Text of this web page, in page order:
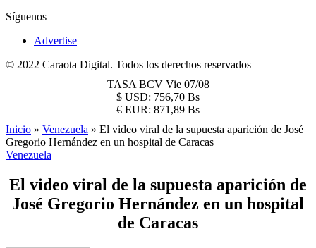
Síguenos
Advertise
© 2022 Caraota Digital. Todos los derechos reservados
TASA BCV Vie 07/08
$ USD: 756,70 Bs
€ EUR: 871,89 Bs
Inicio » Venezuela » El video viral de la supuesta aparición de José
Gregorio Hernández en un hospital de Caracas
Venezuela
El video viral de la supuesta aparición de
José Gregorio Hernández en un hospital
de Caracas